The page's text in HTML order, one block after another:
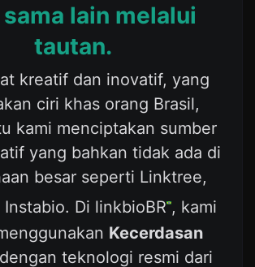
lain melalui
tautan.
kreatif dan inovatif, yang
ciri khas orang Brasil,
kami menciptakan sumber
yang bahkan tidak ada di
besar seperti Linktree,
Di linkbioBR , kami
Kecerdasan
teknologi resmi dari